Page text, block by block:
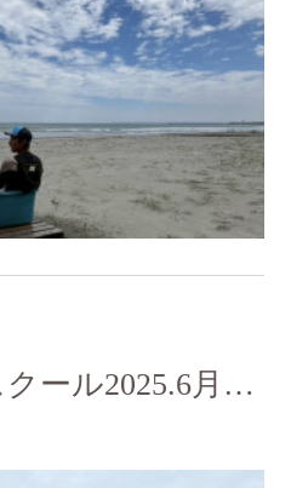
三浦 涼サーフスクール2025.6月のスケジュール